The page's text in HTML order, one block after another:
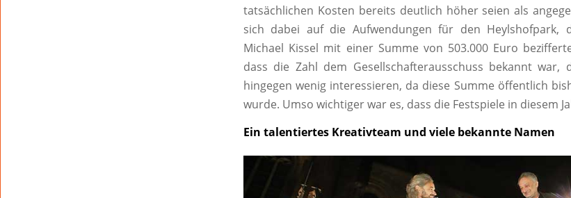
tatsächlichen Kosten bereits deutlich höher seien als
sich dabei auf die Aufwendungen für den Heylshofpark,
Michael Kissel mit einer Summe von 503.000 Euro
dass die Zahl dem Gesellschafterausschuss bekannt
hingegen wenig interessieren, da diese Summe öffentlich
wurde. Umso wichtiger war es, dass die Festspiele in diesem
Ein talentiertes Kreativteam und viele bekannte Namen